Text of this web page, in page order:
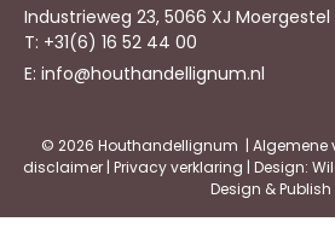
Industrieweg 23, 5066 XJ Moergestel
T: +31(6) 16 52 44 00
E: info@houthandellignum.nl
© 2026 Houthandellignum | Algemene
disclaimer| Privacy verklaring | Design:
Design & Publish